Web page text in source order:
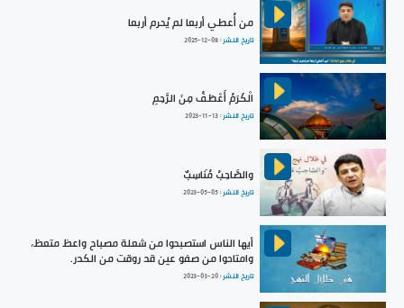
من أُعطي أربعا لم يُحرم أربعا
تاريخ النشر :2025-12-08
الْكَرَمُ أَعْطَفُ مِنَ الرَّحِمِ
تاريخ النشر :2023-11-13
والصَّاحِبُ مُنَاسِبٌ
تاريخ النشر :2023-05-05
أيها الناس استصبحوا من شعلة مصباح واعظ متعظ،
وامتاحوا من صفو عين قد روقت من الكدر.
تاريخ النشر :2023-03-20